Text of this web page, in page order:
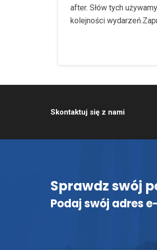
after. Słów tych
kolejności
Skontaktuj się z nami
Sprawdz swój
Podaj swój adres